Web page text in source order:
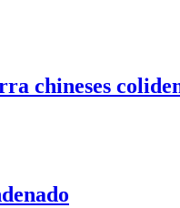
chineses